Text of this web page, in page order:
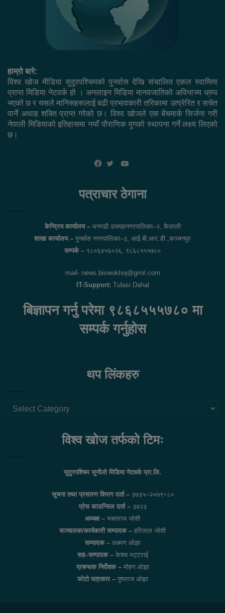
हाम्रो बारे:
विश्व खोज मीडिया सुदुरपश्चिमको पुनर्वास देखि संचालित एकल स्वामित्व
प्राप्त मिडिया नेटवर्क हो । अनलाइन मिडिया मानवजातिको अविभाज्य ध्रुव
भएको छ र यसले मानिसहरूलाई बढी प्रभावकारी तरिकामा उत्प्रेरित र सचेत
पार्ने अथाह शक्ति प्राप्त गरेको छ। विश्व खोजले एक बेंचमार्क सिर्जना गरी
नेपाली मिडियाको इतिहासमा नयाँ पौराणिक युगको स्थापना गर्ने लक्ष्य लिएको
छ।
YouTube
पत्राचार ठेगाना
केन्द्रिय कार्यालय –धनगढी उपमहानगरपालिका–२, कैलाली
शाखा कार्यालय – पुनर्वास नगरपालिका–३, आई.बी.आर.डी.,कञ्चनपुर
सम्पर्क – ९८०६४५६०२६, ९८६८५५५७८०
mail- news.biswokhoj@gmil.com
IT-Support: Tulasi Dahal
बिज्ञापन गर्नु परेमा ९८६८५५५७८० मा
सम्पर्क गर्नुहोस
थप लिंकहरु
थप
विश्व खोज तर्फको टिमः
सुदुरपश्चिम सुनौलो मिडिया नेटवर्क प्रा.लि.
सुचना तथा प्रसारण विभाग दर्ता – ३७३५–२०७९÷८०
प्रेस काउन्सिल दर्ता – ३७२३
अध्यक्ष – भक्तराज जोशी
सञ्चालक/कार्यकारी सम्पादक – हरिलाल जोशी
सम्पादक –लक्ष्मण ओझा
सह–सम्पादक –केशव भट्टराई
प्रबन्धक निर्देशक –मोहन ओझा
फोटो पत्रकार –पुष्पराज ओझा